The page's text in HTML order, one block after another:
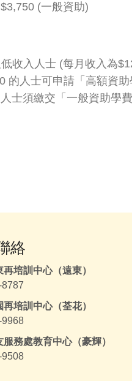
(一般資助)
收入人士 (每月收入為
的人士可申請「高額資助
士須繳交「一般資助學費
絡
培訓中心（遠東）
培訓中心（荃花）
9968
務處教育中心（豪輝）
9508